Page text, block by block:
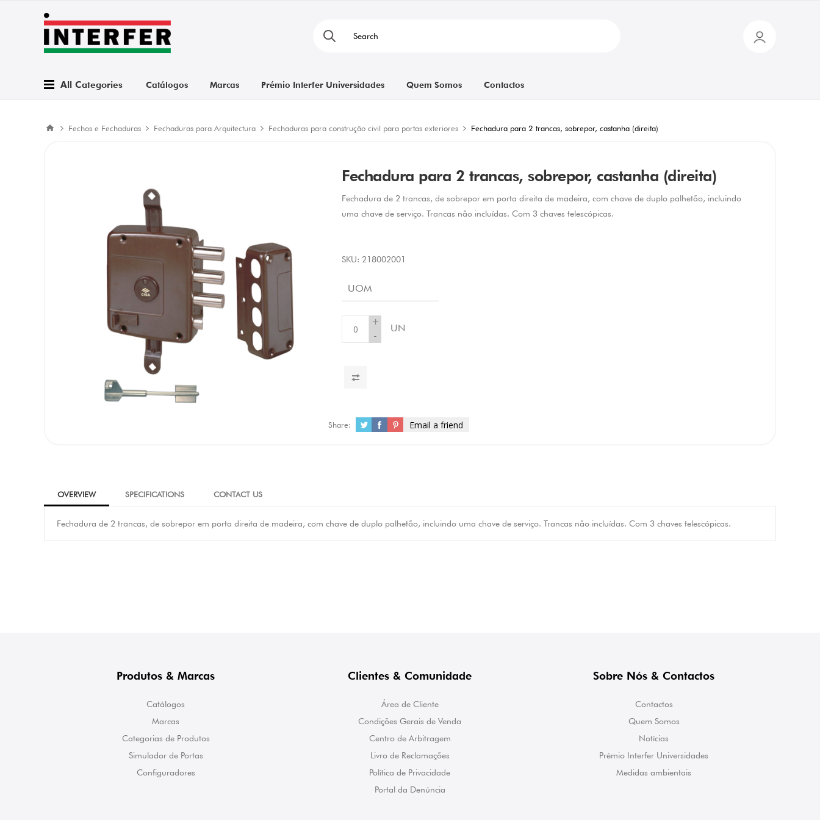
All Categories Catálogos Marcas Prémio Interfer Universidades Quem Somos Contactos
Fechos e Fechaduras Fechaduras para Arquitectura Fechaduras para construção civil para portas exteriores Fechadura para 2 trancas, sobrepor, castanha (direita)
Fechadura para 2 trancas, sobrepor, castanha (direita)
Fechadura de 2 trancas, de sobrepor em porta direita de madeira, com chave de duplo palhetão, incluindo
uma chave de serviço. Trancas não incluídas. Com 3 chaves telescópicas.
SKU: 218002001
UOM
+
-
UN
Share: Email a friend
OVERVIEW SPECIFICATIONS CONTACT US
Fechadura de 2 trancas, de sobrepor em porta direita de madeira, com chave de duplo palhetão, incluindo uma chave de serviço. Trancas não incluídas. Com 3 chaves telescópicas.
Produtos & Marcas
Catálogos
Marcas
Categorias de Produtos
Simulador de Portas
Configuradores
Clientes & Comunidade
Área de Cliente
Condições Gerais de Venda
Centro de Arbitragem
Livro de Reclamações
Política de Privacidade
Portal da Denúncia
Sobre Nós & Contactos
Contactos
Quem Somos
Notícias
Prémio Interfer Universidades
Medidas ambientais